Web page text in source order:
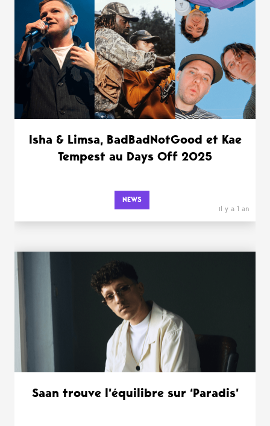
Isha & Limsa, BadBadNotGood et Kae
Tempest au Days Off 2025
NEWS
il y a 1 an
Saan trouve l’équilibre sur ‘Paradis’